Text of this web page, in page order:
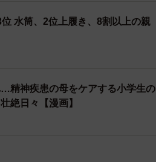
つ、品質や保証には妥協しない、
ックへ切り替える可能性を見据
水筒、2位上履き、8割以上の親
精神疾患の母をケアする小学生の
絶日々【漫画】